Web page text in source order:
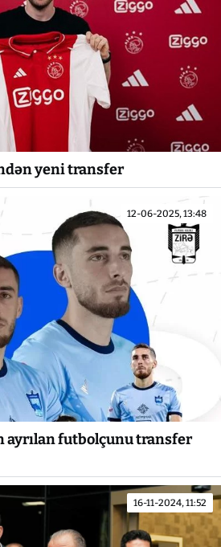
yeni transfer
12-06-2025, 13:48
ayrılan futbolçunu transfer
16-11-2024, 11:52